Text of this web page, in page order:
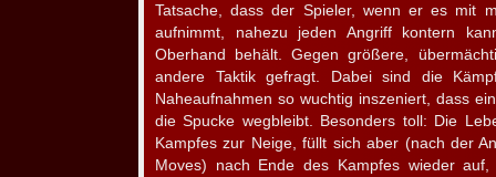
Tatsache, dass der Spieler, wenn er es mit
aufnimmt, nahezu jeden Angriff kontern
Oberhand behält. Gegen größere,
andere Taktik gefragt. Dabei sind die
Naheaufnahmen so wuchtig inszeniert, dass
die Spucke wegbleibt. Besonders toll: Die
Kampfes zur Neige, füllt sich aber (nach der
Moves) nach Ende des Kampfes wieder